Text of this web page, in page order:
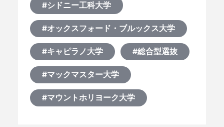
#シドニー工科大学
#オックスフォード・ブルックス大学
#キャピラノ大学 #総合型選抜
#マックマスター大学
#マウントホリヨーク大学